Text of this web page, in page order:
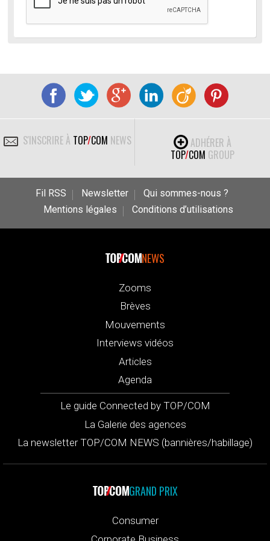
S'INSCRIRE À TOP/COM NEWS
ADHÉRER À
TOP/COM GROUP
Fil RSS Newsletter
Qui sommes-nous ?
Mentions légales
Conditions d’utilisations
NEWS
Zooms
Brèves
Mouvements
Interviews vidéos
Articles
Agenda
Le guide Connected by TOP/COM
La Galerie des agences
La newsletter TOP/COM NEWS (bannières/habillage)
GRAND PRIX
Consumer